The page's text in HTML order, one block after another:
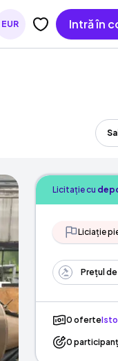
EUR Intră în
Licitație cu
Liciație
Prețul
0 oferte
0